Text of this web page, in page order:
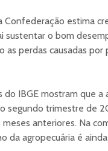
Confederação estima
sustentar o bom
as perdas causadas
do IBGE mostram que
segundo trimestre de
anteriores. Na
da agropecuária é